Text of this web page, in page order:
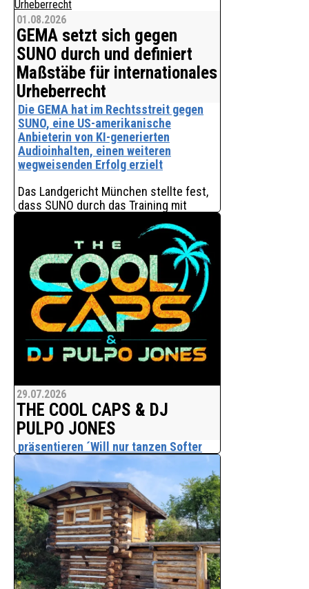
**Endlich Ferien** lädt Kinder und die
ganze Familie zu einem fröhlichen
musikalischen Abenteuer voller Spaß,
Fantasie und guter Laune ein.
Gemeinsam mit **Micha S & Rudel**,
dem **Rudelgeist**, **
01.08.2026
GEMA setzt sich gegen
SUNO durch und definiert
Maßstäbe für internationales
Urheberrecht
Die GEMA hat im Rechtsstreit gegen
SUNO, eine US-amerikanische
Anbieterin von KI-generierten
Audioinhalten, einen weiteren
wegweisenden Erfolg erzielt
Das Landgericht München stellte fest,
dass SUNO durch das Training mit
Repertoire der GEMA in den USA, aber
auch durch deren Speicherung und
Wiedergabe in Europa gegen gel
29.07.2026
THE COOL CAPS & DJ
PULPO JONES
präsentieren ´Will nur tanzen Softer
Schlager-Pop voller Leichtigkeit, guter
Laune und Lust aufs Tanzen´
Am 31. Juli 2026 erscheint mit "Will nur
tanzen" die neue deutschsprachige
Single von THE COOL CAPS & DJ PULPO
JONES. Der Song erzählt von dem
Wunsch, Stress, Arbeit und ständige
Erreichbarkeit für